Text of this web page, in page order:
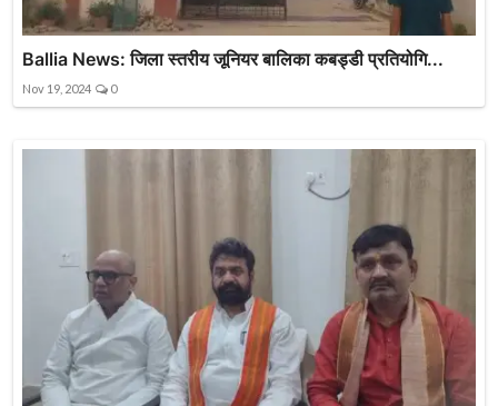
Ballia News: जिला स्तरीय जूनियर बालिका कबड्डी प्रतियोगि...
Nov 19, 2024 0